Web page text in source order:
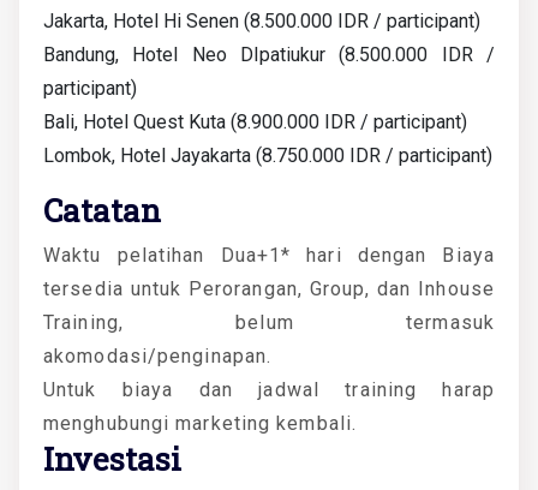
Jakarta, Hotel Hi Senen (8.500.000 IDR / participant)
Bandung, Hotel Neo DIpatiukur (8.500.000 IDR /
participant)
Bali, Hotel Quest Kuta (8.900.000 IDR / participant)
Lombok, Hotel Jayakarta (8.750.000 IDR / participant)
Catatan
Waktu pelatihan Dua+1* hari dengan Biaya
tersedia untuk Perorangan, Group, dan Inhouse
Training, belum termasuk
akomodasi/penginapan.
Untuk biaya dan jadwal training harap
menghubungi marketing kembali.
Investasi